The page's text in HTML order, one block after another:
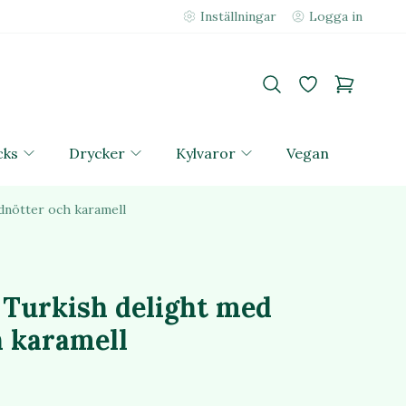
Inställningar Logga in
Drycker Kylvaror Vegan
och karamell
delight med
karamell